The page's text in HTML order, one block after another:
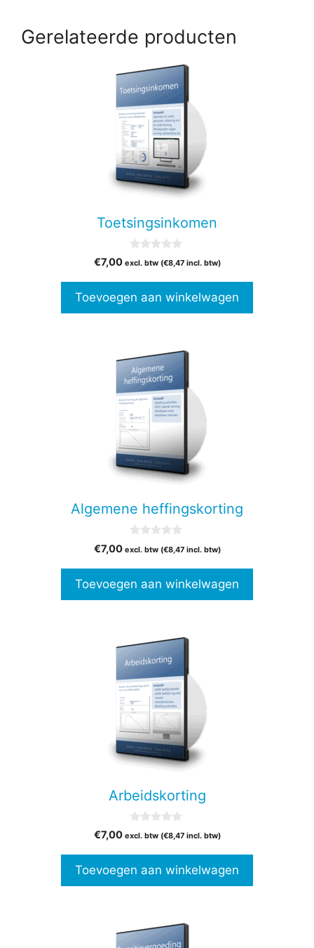
Gerelateerde producten
Toetsingsinkomen
v
5
€7,00 excl. btw (€8,47incl. btw)
Toevoegen aan winkelwagen
Algemene heffingskorting
v
5
€7,00 excl. btw (€8,47incl. btw)
Toevoegen aan winkelwagen
Arbeidskorting
v
5
€7,00 excl. btw (€8,47incl. btw)
Toevoegen aan winkelwagen